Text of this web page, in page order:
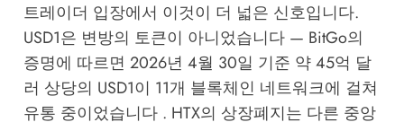
트레이더 입장에서 이것이 더 넓은 신호입니다.
USD1은 변방의 토큰이 아니었습니다 — BitGo의
증명에 따르면 2026년 4월 30일 기준 약 45억 달
러 상당의 USD1이 11개 블록체인 네트워크에 걸쳐
유통 중이었습니다 . HTX의 상장폐지는 다른 중앙